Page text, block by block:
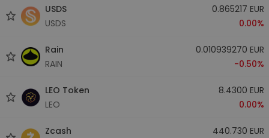
USDS
USDS
0.865217 EUR
0.00%
Rain
RAIN
0.010939270 EUR
-0.50%
LEO Token
LEO
8.4300 EUR
0.00%
Zcash
440.730 EUR